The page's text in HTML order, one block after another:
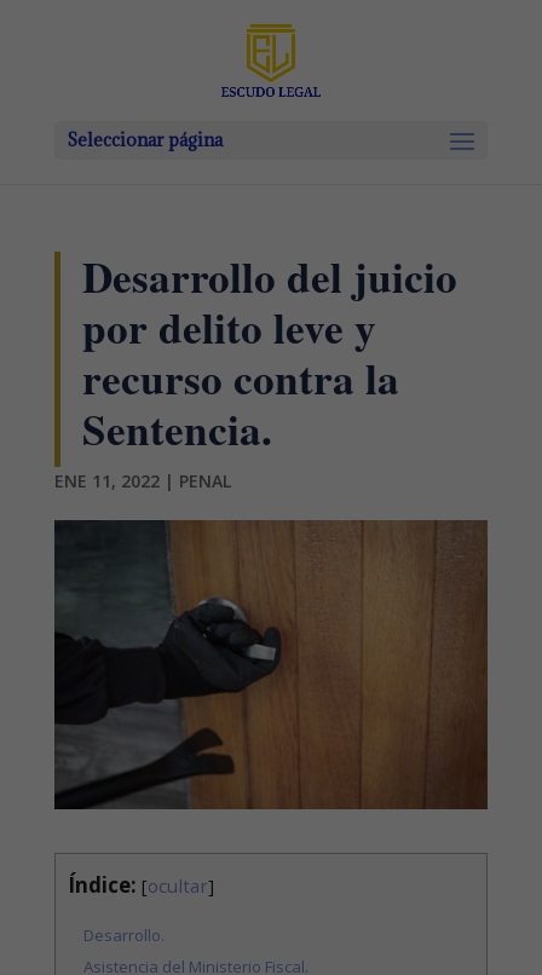
Seleccionar página
Desarrollo del juicio
por delito leve y
recurso contra la
Sentencia.
ENE 11, 2022| PENAL
Índice: [ocultar]
Desarrollo.
Asistencia del Ministerio Fiscal.